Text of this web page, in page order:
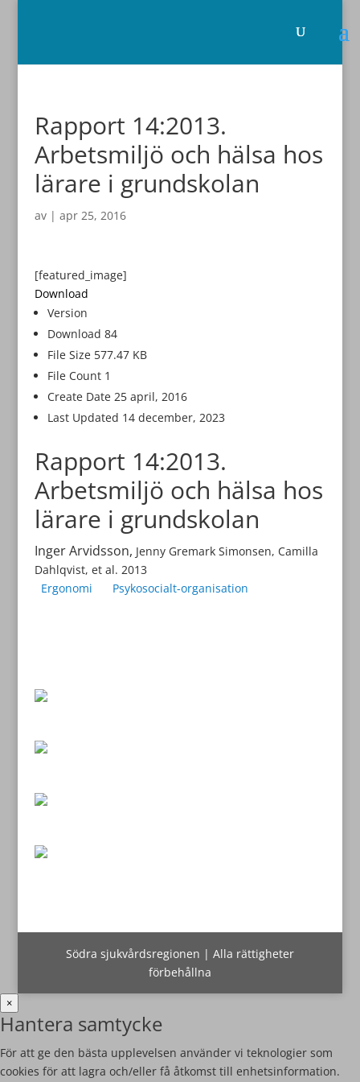
Rapport 14:2013.
Arbetsmiljö och hälsa hos
lärare i grundskolan
av | apr 25, 2016
[featured_image]
Download
Version
Download84
File Size 577.47 KB
File Count 1
Create Date25 april, 2016
Last Updated 14 december, 2023
Rapport 14:2013.
Arbetsmiljö och hälsa hos
lärare i grundskolan
Inger Arvidsson, Jenny Gremark Simonsen, Camilla
Dahlqvist, et al. 2013
Ergonomi
Psykosocialt-organisation
Södra sjukvårdsregionen | Alla rättigheter
förbehållna
×
Hantera samtycke
För att ge den bästa upplevelsen använder vi teknologier som
cookies för att lagra och/eller få åtkomst till enhetsinformation.